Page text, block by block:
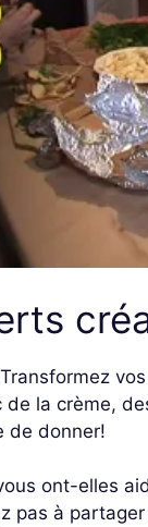
de la crème,
de donner!
ont-elles
pas à